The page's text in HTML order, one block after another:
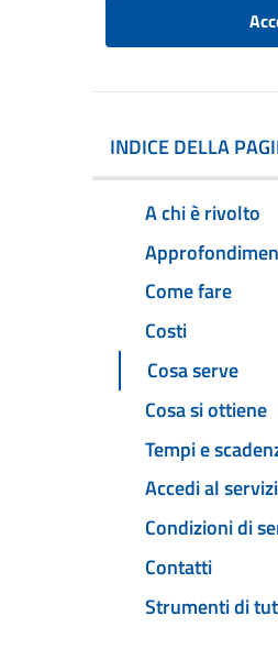
INDICE DELLA
A chi è rivolto
Come fare
Costi
Cosa serve
Cosa si ottiene
Tempi e
Accedi al
Condizioni di
Contatti
Strumenti di